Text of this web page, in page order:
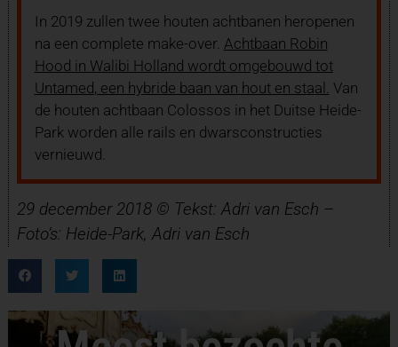
In 2019 zullen twee houten achtbanen heropenen
na een complete make-over. Achtbaan Robin
Hood in Walibi Holland wordt omgebouwd tot
Untamed, een hybride baan van hout en staal. Van
de houten achtbaan Colossos in het Duitse Heide-
Park worden alle rails en dwarsconstructies
vernieuwd.
29 december 2018 © Tekst: Adri van Esch –
Foto’s: Heide-Park, Adri van Esch